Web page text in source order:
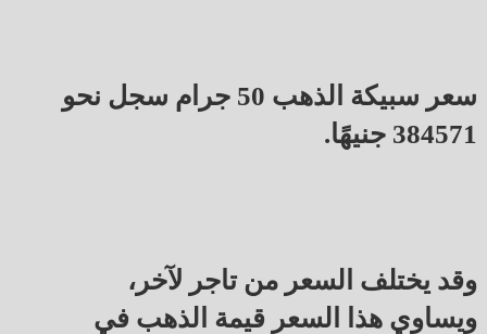
سعر سبيكة الذهب 50 جرام سجل نحو
384571 جنيهًا.
وقد يختلف السعر من تاجر لآخر،
ويساوي هذا السعر قيمة الذهب في